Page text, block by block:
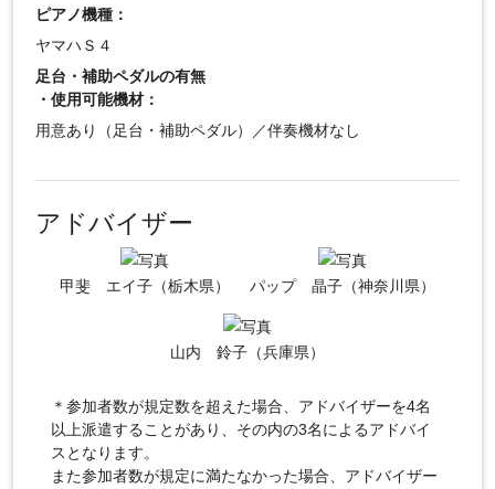
ピアノ機種：
ヤマハＳ４
足台・補助ペダルの有無
・使用可能機材：
用意あり（足台・補助ペダル）／伴奏機材なし
アドバイザー
甲斐 エイ子（栃木県） パップ 晶子（神奈川県）
山内 鈴子（兵庫県）
＊参加者数が規定数を超えた場合、アドバイザーを4名
以上派遣することがあり、その内の3名によるアドバイ
スとなります。
また参加者数が規定に満たなかった場合、アドバイザー